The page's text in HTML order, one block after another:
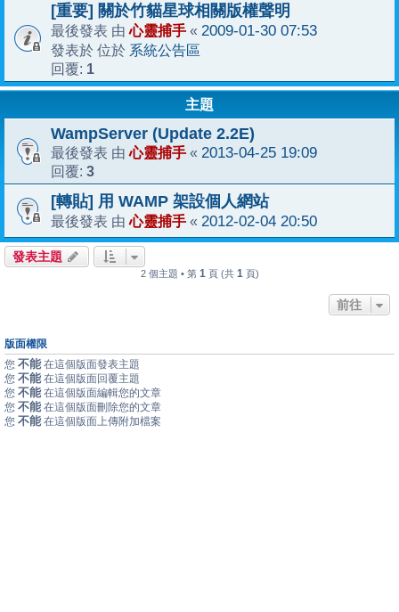
[重要] 關於竹貓星球相關版權聲明
最後發表 由心靈捕手 « 2009-01-30 07:53
發表於 位於 系統公告區
回覆: 1
主題
WampServer (Update 2.2E)
最後發表 由心靈捕手 « 2013-04-25 19:09
回覆: 3
[轉貼] 用 WAMP 架設個人網站
最後發表 由心靈捕手 « 2012-02-04 20:50
發表主題
2 個主題 • 第 1 頁 (共 1 頁)
前往
版面權限
您 不能 在這個版面發表主題
您 不能 在這個版面回覆主題
您 不能 在這個版面編輯您的文章
您 不能 在這個版面刪除您的文章
您 不能 在這個版面上傳附加檔案